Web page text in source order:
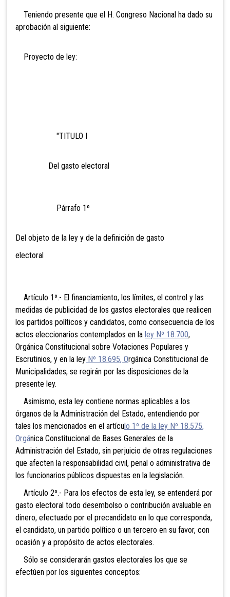
Teniendo presente que el H. Congreso Nacional ha dado su
aprobación al siguiente:
Proyecto de ley:
"TITULO I
Del gasto electoral
Párrafo 1º
Del objeto de la ley y de la definición de gasto
electoral
Artículo 1º.- El financiamiento, los límites, el control y las
medidas de publicidad de los gastos electorales que realicen
los partidos políticos y candidatos, como consecuencia de los
actos eleccionarios contemplados en la ley Nº 18.700,
Orgánica Constitucional sobre Votaciones Populares y
Escrutinios, y en la ley Nº 18.695, Orgánica Constitucional de
Municipalidades, se regirán por las disposiciones de la
presente ley.
Asimismo, esta ley contiene normas aplicables a los
órganos de la Administración del Estado, entendiendo por
tales los mencionados en el artículo 1º de la ley Nº 18.575,
Orgánica Constitucional de Bases Generales de la
Administración del Estado, sin perjuicio de otras regulaciones
que afecten la responsabilidad civil, penal o administrativa de
los funcionarios públicos dispuestas en la legislación.
Artículo 2º.- Para los efectos de esta ley, se entenderá por
gasto electoral todo desembolso o contribución avaluable en
dinero, efectuado por el precandidato en lo que corresponda,
el candidato, un partido político o un tercero en su favor, con
ocasión y a propósito de actos electorales.
Sólo se considerarán gastos electorales los que se
efectúen por los siguientes conceptos: